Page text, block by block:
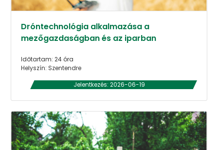
Dróntechnológia alkalmazása a
mezőgazdaságban és az iparban
Időtartam: 24 óra
Helyszín: Szentendre
Jelentkezés: 2026-06-19